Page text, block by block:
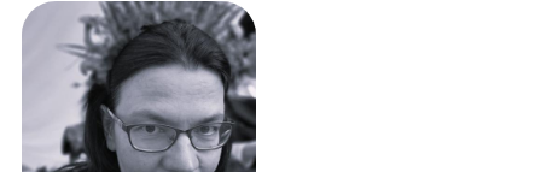
Programma
Arhīvs
Viņi bija LAMPĀ 2026